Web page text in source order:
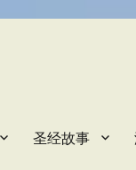
圣经故事